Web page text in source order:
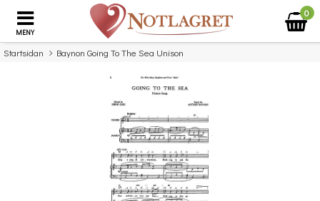
MENY
0
Startsidan Baynon Going To The Sea Unison
Missa inte detta...